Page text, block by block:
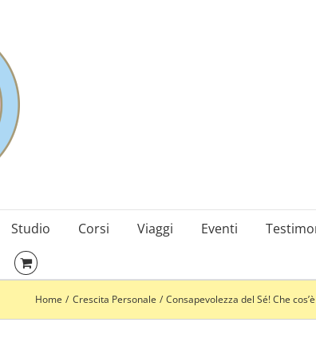
Studio Corsi Viaggi Eventi
Home Crescita Personale Consapevolezza del Sé! Che